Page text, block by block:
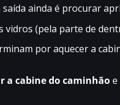
ainda é procurar
(pela parte de
por aquecer a
a cabine do caminhão